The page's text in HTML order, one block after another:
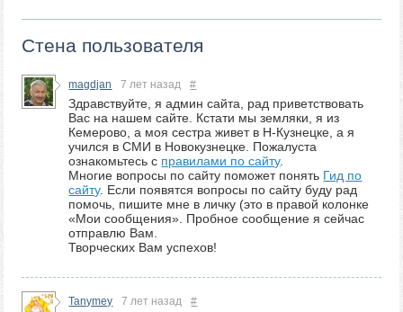
Стена пользователя
magdjan 7 лет назад #
Здравствуйте, я админ сайта, рад приветствовать
Вас на нашем сайте. Кстати мы земляки, я из
Кемерово, а моя сестра живет в Н-Кузнецке, а я
учился в СМИ в Новокузнецке. Пожалуста
ознакомьтесь с правилами по сайту.
Многие вопросы по сайту поможет понять Гид по
сайту. Если появятся вопросы по сайту буду рад
помочь, пишите мне в личку (это в правой колонке
«Мои сообщения». Пробное сообщение я сейчас
отправлю Вам.
Творческих Вам успехов!
Tanymey 7 лет назад #